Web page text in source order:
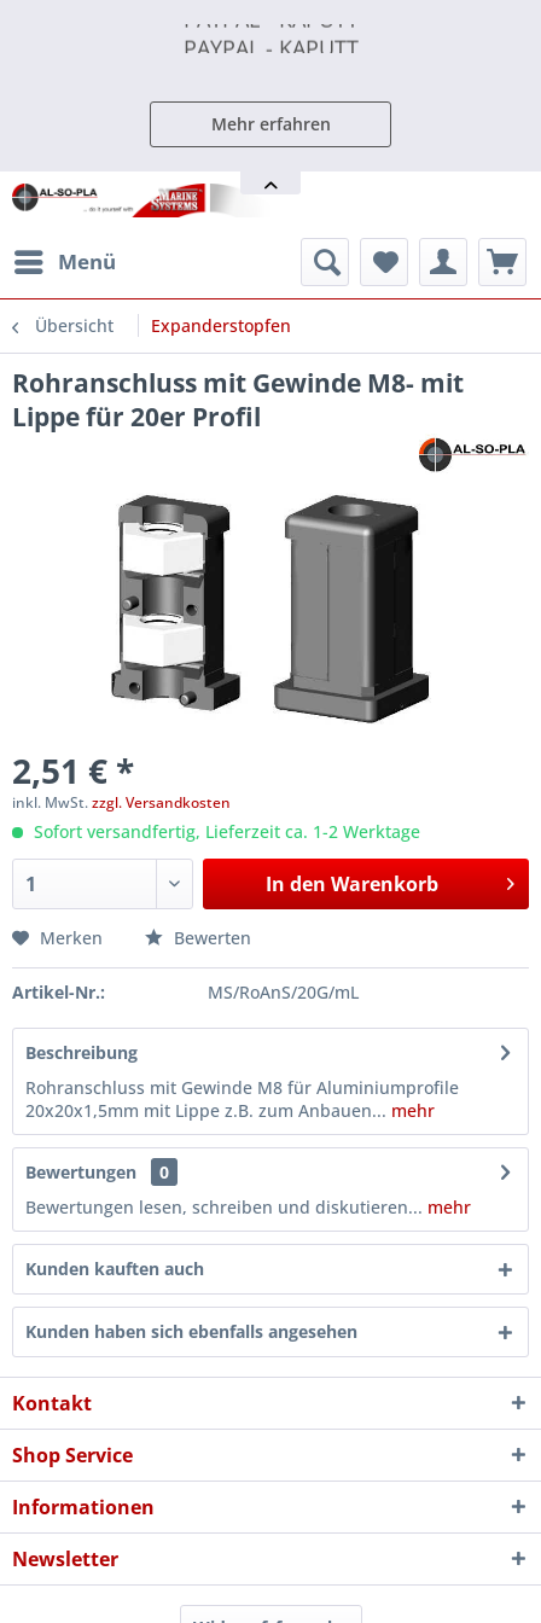
PAYPAL - KAPUTT
Mehr erfahren
Menü
Übersicht Expanderstopfen
Rohranschluss mit Gewinde M8- mit
Lippe für 20er Profil
2,51 € *
inkl. MwSt.zzgl. Versandkosten
Sofort versandfertig, Lieferzeit ca. 1-2 Werktage
In den Warenkorb
Merken Bewerten
Artikel-Nr.: MS/RoAnS/20G/mL
Beschreibung
Rohranschluss mit Gewinde M8 für Aluminiumprofile
20x20x1,5mm mit Lippe z.B. zum Anbauen... mehr
Bewertungen
0
Bewertungen lesen, schreiben und diskutieren... mehr
Kunden kauften auch
Kunden haben sich ebenfalls angesehen
Kontakt
Shop Service
Informationen
Newsletter